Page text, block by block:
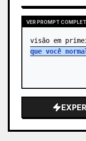
VER PROMPT
visão em
que você